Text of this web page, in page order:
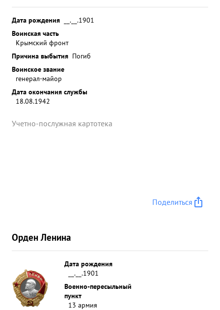
Дата рождения
__.__.1901
Воинская часть
Крымский фронт
Причина выбытия Погиб
Воинское звание
генерал-майор
Дата окончания службы
18.08.1942
Учетно-послужная картотека
Поделиться
Орден Ленина
Дата рождения
__.__.1901
Военно-пересыльный
пункт
13 армия